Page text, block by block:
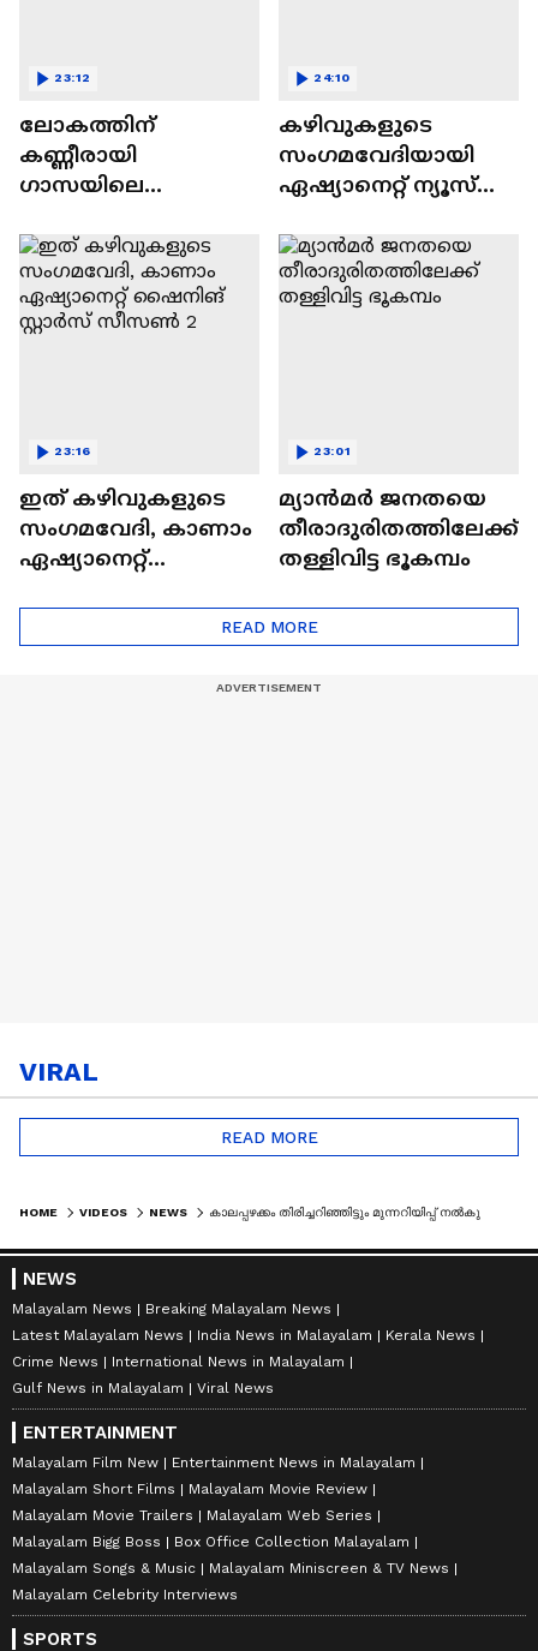
ലോകത്തിന്
കണ്ണീരായി
ഗാസയിലെ
കുഞ്ഞുങ്ങൾ
23:12
കഴിവുകളുടെ
സംഗമവേദിയായി
ഏഷ്യാനെറ്റ് ന്യൂസ്
സീസൺ 2
24:10
ഇത് കഴിവുകളുടെ
സംഗമവേദി, കാണാം
ഏഷ്യാനെറ്റ്
23:16
മ്യാൻമർ ജനതയെ
തീരാദുരിതത്തിലേക്ക്
തള്ളിവിട്ട ഭൂകമ്പം
23:01
READ MORE
VIRAL
READ MORE
HOME VIDEOS NEWS
NEWS
Malayalam News
Breaking Malayalam News
Latest Malayalam News
India News in Malayalam
Kerala News
Crime News
International News in Malayalam
Gulf News in Malayalam
Viral News
ENTERTAINMENT
Malayalam Film New
Entertainment News in Malayalam
Malayalam Short Films
Malayalam Movie Review
Malayalam Movie Trailers
Malayalam Web Series
Malayalam Bigg Boss
Box Office Collection Malayalam
Malayalam Songs & Music
Malayalam Miniscreen & TV News
Malayalam Celebrity Interviews
SPORTS